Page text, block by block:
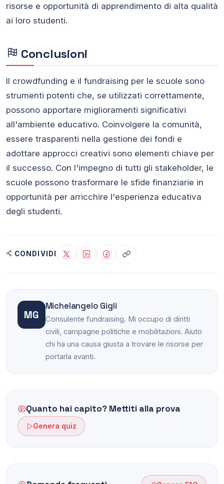
risorse e opportunità di apprendimento di alta qualità
ai loro studenti.
Conclusioni
Il crowdfunding e il fundraising per le scuole sono
strumenti potenti che, se utilizzati correttamente,
possono apportare miglioramenti significativi
all'ambiente educativo. Coinvolgere la comunità,
essere trasparenti nella gestione dei fondi e
adottare approcci creativi sono elementi chiave per
il successo. Con l'impegno di tutti gli stakeholder, le
scuole possono trasformare le sfide finanziarie in
opportunità per arricchire l'esperienza educativa
degli studenti.
CONDIVIDI
MG
Michelangelo Gigli
Consulente fundraising. Mi occupo di diritti
civili, campagne politiche e mobilitazioni. Aiuto
chi ha una causa giusta a trovare le risorse per
portarla avanti.
Quanto hai capito? Mettiti alla prova
Genera quiz